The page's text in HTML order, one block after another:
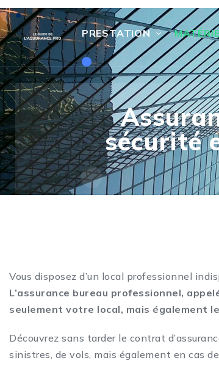
PRESTATION
sécurité
Vous disposez d’un local professionnel
L’assurance bureau professionnel,
seulement votre local, mais également
Découvrez sans tarder le contrat
sinistres, de vols, mais également en cas